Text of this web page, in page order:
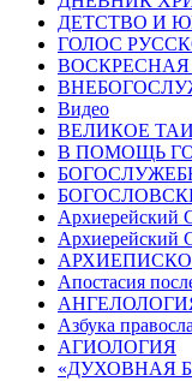
ДЕТСТВО И
ГОЛОС
ВОСКРЕСНАЯ
Видео
ВЕЛИКОЕ
В ПОМОЩЬ
Архиерейский
Апостасия
Азбука
АГИОЛОГИЯ
«ДУХОВНАЯ